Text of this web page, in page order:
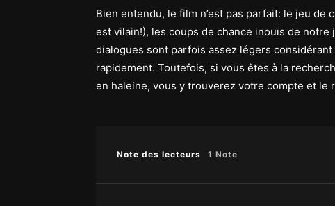
Bien entendu, le film n’est pas parfait: le jeu
est vilain!), les coups de chance inouïs de
dialogues sont parfois assez légers
rapidement. Toutefois, si vous êtes à la
en haleine, vous y trouverez votre compte et
Note des lecteurs 1 Note